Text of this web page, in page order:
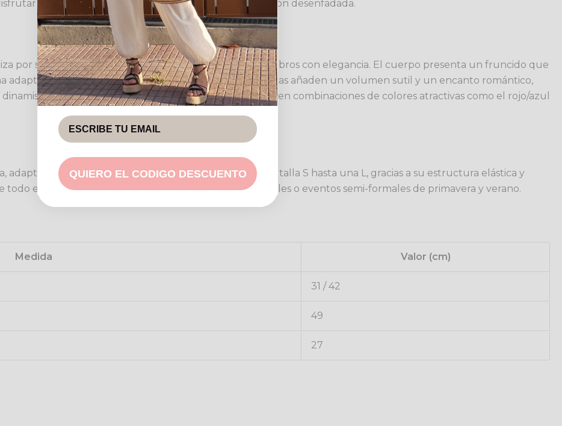
de los días más cálidos con un toque de sofisticación desenfadada.
por su escote barco elástico, que permite lucir los hombros con elegancia. El cuerpo presenta un fruncido que
adaptabilidad excepcional. Las mangas cortas abullonadas añaden un volumen sutil y un encanto romántico,
y elonga la figura. Se observa en las imágenes en combinaciones de colores atractivas como el rojo/azul
adaptándose con facilidad a siluetas que van desde una talla S hasta una L, gracias a su estructura elástica y
el día, siendo una opción ideal para ocasiones casuales o eventos semi-formales de primavera y verano.
Medida Valor (cm)
31 / 42
49
27
QUIERO EL CODIGO DESCUENTO